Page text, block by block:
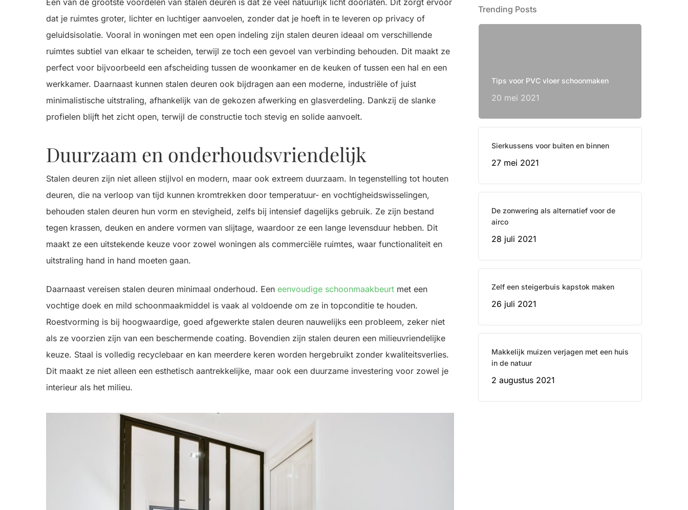
Een van de grootste voordelen van stalen deuren is dat ze veel natuurlijk licht doorlaten. Dit zorgt ervoor
dat je ruimtes groter, lichter en luchtiger aanvoelen, zonder dat je hoeft in te leveren op privacy of
geluidsisolatie. Vooral in woningen met een open indeling zijn stalen deuren ideaal om verschillende
ruimtes subtiel van elkaar te scheiden, terwijl ze toch een gevoel van verbinding behouden. Dit maakt ze
perfect voor bijvoorbeeld een afscheiding tussen de woonkamer en de keuken of tussen een hal en een
werkkamer. Daarnaast kunnen stalen deuren ook bijdragen aan een moderne, industriële of juist
minimalistische uitstraling, afhankelijk van de gekozen afwerking en glasverdeling. Dankzij de slanke
profielen blijft het zicht open, terwijl de constructie toch stevig en solide aanvoelt.
Duurzaam en onderhoudsvriendelijk
Stalen deuren zijn niet alleen stijlvol en modern, maar ook extreem duurzaam. In tegenstelling tot houten
deuren, die na verloop van tijd kunnen kromtrekken door temperatuur- en vochtigheidswisselingen,
behouden stalen deuren hun vorm en stevigheid, zelfs bij intensief dagelijks gebruik. Ze zijn bestand
tegen krassen, deuken en andere vormen van slijtage, waardoor ze een lange levensduur hebben. Dit
maakt ze een uitstekende keuze voor zowel woningen als commerciële ruimtes, waar functionaliteit en
uitstraling hand in hand moeten gaan.
Daarnaast vereisen stalen deuren minimaal onderhoud. Een eenvoudige schoonmaakbeurt met een
vochtige doek en mild schoonmaakmiddel is vaak al voldoende om ze in topconditie te houden.
Roestvorming is bij hoogwaardige, goed afgewerkte stalen deuren nauwelijks een probleem, zeker niet
als ze voorzien zijn van een beschermende coating. Bovendien zijn stalen deuren een milieuvriendelijke
keuze. Staal is volledig recyclebaar en kan meerdere keren worden hergebruikt zonder kwaliteitsverlies.
Dit maakt ze niet alleen een esthetisch aantrekkelijke, maar ook een duurzame investering voor zowel je
interieur als het milieu.
Trending Posts
Tips voor PVC vloer schoonmaken
20 mei 2021
Sierkussens voor buiten en binnen
27 mei 2021
De zonwering als alternatief voor de
airco
28 juli 2021
Zelf een steigerbuis kapstok maken
26 juli 2021
Makkelijk muizen verjagen met een huis
in de natuur
2 augustus 2021